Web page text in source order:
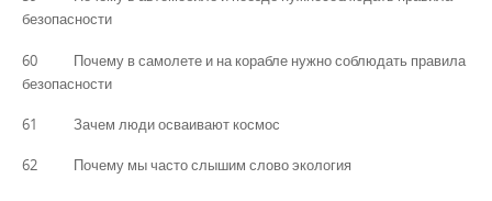
безопасности
60 Почему в самолете и на корабле нужно соблюдать правила
безопасности
61 Зачем люди осваивают космос
62 Почему мы часто слышим слово экология